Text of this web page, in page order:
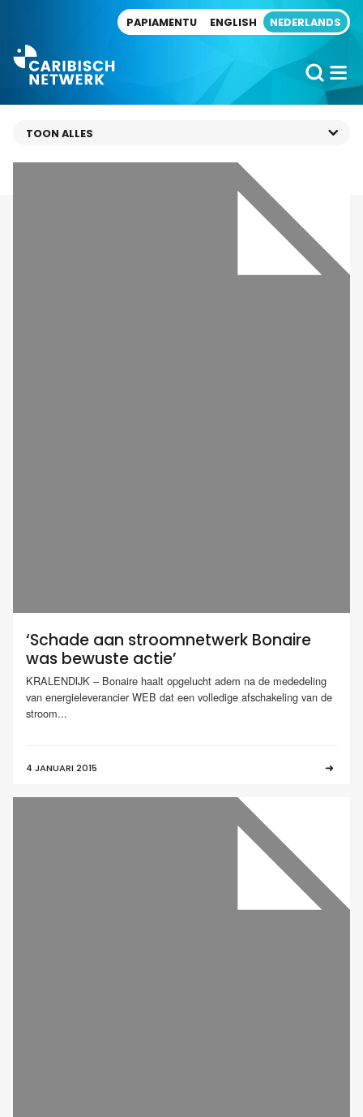
PAPIAMENTU ENGLISH NEDERLANDS
‘Schade aan stroomnetwerk Bonaire
was bewuste actie’
KRALENDIJK – Bonaire haalt opgelucht adem na de mededeling
van energieleverancier WEB dat een volledige afschakeling van de
stroom...
4 JANUARI 2015